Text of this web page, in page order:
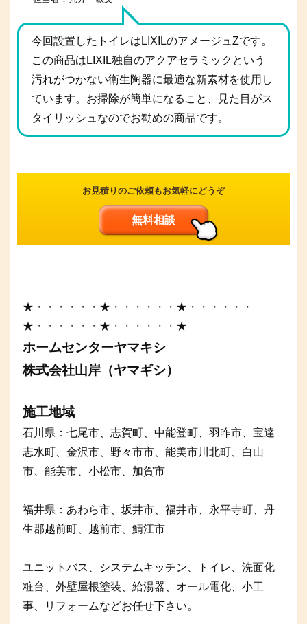
今回設置したトイレはLIXILのアメージュZです。
この商品はLIXIL独自のアクアセラミックという
汚れがつかない衛生陶器に最適な新素材を使用し
ています。お掃除が簡単になること、見た目がス
タイリッシュなのでお勧めの商品です。
お見積りのご依頼もお気軽にどうぞ
無料相談
★・・・・・・★・・・・・・★・・・・・・
★・・・・・・★・・・・・・★
ホームセンターヤマキシ
株式会社山岸（ヤマギシ）
施工地域
石川県：七尾市、志賀町、中能登町、羽咋市、宝達
志水町、金沢市、野々市市、能美市川北町、白山
市、能美市、小松市、加賀市
福井県：あわら市、坂井市、福井市、永平寺町、丹
生郡越前町、越前市、鯖江市
ユニットバス、システムキッチン、トイレ、洗面化
粧台、外壁屋根塗装、給湯器、オール電化、小工
事、リフォームなどお任せ下さい。